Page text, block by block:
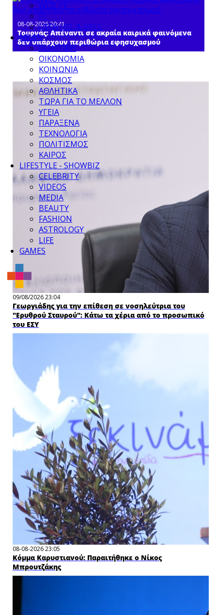
WEB TV
F1
UEFA UEL & UECL
NEWS
ΠΟΛΙΤΙΚΗ
ΟΙΚΟΝΟΜΙΑ
ΚΟΙΝΩΝΙΑ
ΚΟΣΜΟΣ
ΑΘΛΗΤΙΚΑ
ΤΩΡΑ ΓΙΑ ΤΟ ΜΕΛΛΟΝ
ΥΓΕΙΑ
ΠΑΡΑΞΕΝΑ
ΤΕΧΝΟΛΟΓΙΑ
ΠΟΛΙΤΙΣΜΟΣ
ΚΑΙΡΟΣ
LIFESTYLE - SHOWBIZ
CELEBRITY
VIDEOS
MEDIA
BEAUTY
FASHION
ASTROLOGY
LIFE
GAMES
08-08-2026 20:41
Τουρνάς: Απέναντι σε ακραία καιρικά φαινόμενα
δεν υπάρχουν περιθώρια εφησυχασμού
09/08/2026 23:04
Γεωργιάδης για την επίθεση σε νοσηλεύτρια του
"Ερυθρού Σταυρού": Κάτω τα χέρια από το προσωπικό
του ΕΣΥ
08-08-2026 23:05
Κόμμα Καρυστιανού: Παραιτήθηκε ο Νίκος
Μπρουτζάκης